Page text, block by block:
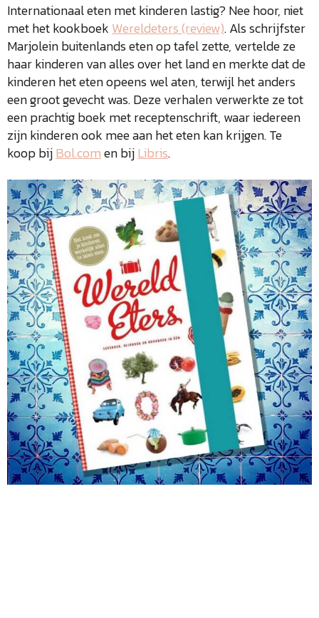
Internationaal eten met kinderen lastig? Nee hoor, niet
met het kookboek Wereldeters (review). Als schrijfster
Marjolein buitenlands eten op tafel zette, vertelde ze
haar kinderen van alles over het land en merkte dat de
kinderen het eten opeens wel aten, terwijl het anders
een groot gevecht was. Deze verhalen verwerkte ze tot
een prachtig boek met receptenschrift, waar iedereen
zijn kinderen ook mee aan het eten kan krijgen. Te
koop bijBol.comen bijLibris.